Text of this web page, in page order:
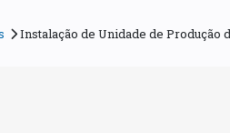
Instalação de Unidade de Produção